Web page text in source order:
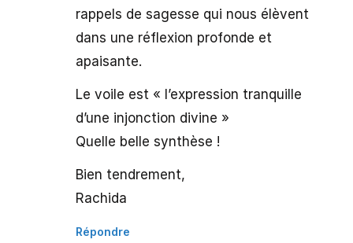
rappels de sagesse qui nous élèvent
dans une réflexion profonde et
apaisante.
Le voile est « l’expression tranquille
d’une injonction divine »
Quelle belle synthèse !
Bien tendrement,
Rachida
Répondre